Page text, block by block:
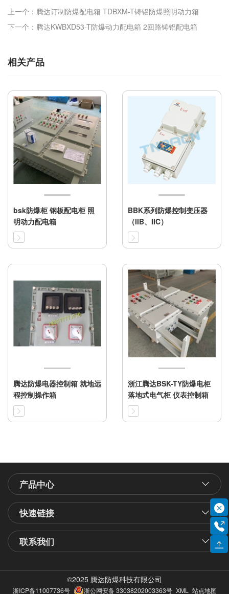
上一个：腾达订制防爆配电箱 TDBXM-T铸铝防爆照明动力箱
下一个：腾达KWBXD53-T防爆动力配电箱 2回路铸铝配电箱
相关产品
bsk防爆柜 钢板配电柜 照
明动力配电箱
BBK系列防爆控制变压器
（IIB、IIC）
腾达防爆电器控制箱 就地远
程控制操作箱
浙江腾达BSK-TY防爆电柜
落地式电气柜 仪表控制箱
产品中心
快速链接
联系我们
©2025 腾达防爆科技有限公司
浙ICP备11007736号 浙公网安备 33038202003363号 XML 站点地图